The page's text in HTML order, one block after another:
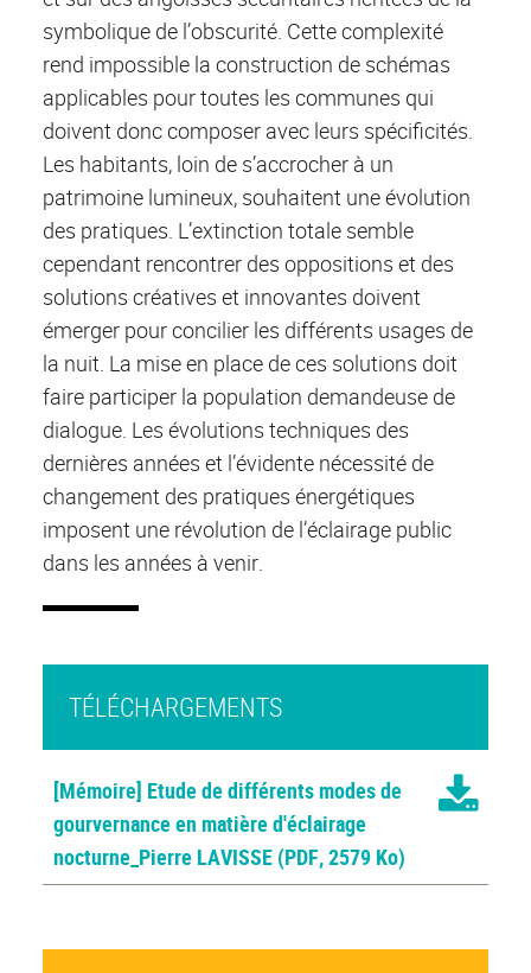
symbolique de l’obscurité. Cette complexité
rend impossible la construction de schémas
applicables pour toutes les communes qui
doivent donc composer avec leurs spécificités.
Les habitants, loin de s’accrocher à un
patrimoine lumineux, souhaitent une évolution
des pratiques. L’extinction totale semble
cependant rencontrer des oppositions et des
solutions créatives et innovantes doivent
émerger pour concilier les différents usages de
la nuit. La mise en place de ces solutions doit
faire participer la population demandeuse de
dialogue. Les évolutions techniques des
dernières années et l’évidente nécessité de
changement des pratiques énergétiques
imposent une révolution de l’éclairage public
dans les années à venir.
TÉLÉCHARGEMENTS
[Mémoire] Etude de différents modes de
gourvernance en matière d'éclairage
nocturne_Pierre LAVISSE (PDF, 2579 Ko)